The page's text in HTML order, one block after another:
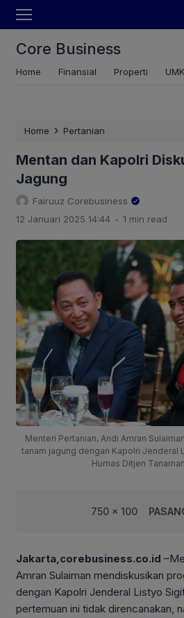
Core Business
Home Finansial Properti
Home › Pertanian
Mentan dan Kapolri
Jagung
Fairuuz Corebusiness
12 Januari 2025 14:44 . 1 min read
Menteri Pertanian, Andi Amran
tanam jagung dengan Kapolri Jenderal
Humas Ditjen
750 x 100
Jakarta,corebusiness.co.id
Amran Sulaiman mendiskusikan
dengan Kapolri Jenderal Listyo
pertemuan ini tidak direncanakan,